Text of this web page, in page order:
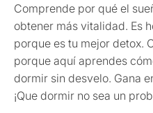
Comprende por qué el
obtener más vitalidad. Es
porque es tu mejor detox.
porque aquí aprendes
dormir sin desvelo. Gana
¡Que dormir no sea un